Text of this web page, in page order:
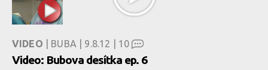
VIDEO | BUBA | 9.8.12 | 10
Video: Bubova desítka ep. 6